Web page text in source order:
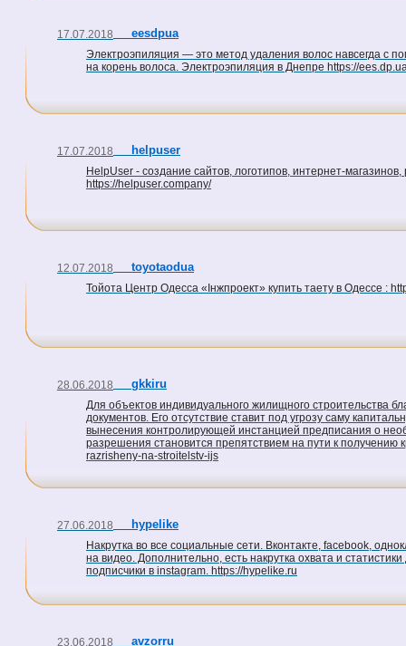
17.07.2018 eesdpua
Электроэпиляция — это метод удаления волос навсегда с
на корень волоса. Электроэпиляция в Днепре https://
17.07.2018 helpuser
HelpUser - создание сайтов, логотипов, интернет-
https://helpuser.company/
12.07.2018 toyotaodua
Тойота Центр Одесса «Інжпроект» купить таету в Одессе :
28.06.2018 gkkiru
Для объектов индивидуального жилищного строительства
документов. Его отсутствие ставит под угрозу саму
вынесения контролирующей инстанцией предписания о
разрешения становится препятствием на пути к
razrisheny-na-stroitelstv-ijs
27.06.2018 hypelike
Накрутка во все социальные сети. Вконтакте, facebook,
на видео. Дополнительно, есть накрутка охвата и
подписчики в instagram. https://hypelike.ru
23.06.2018 avzorru